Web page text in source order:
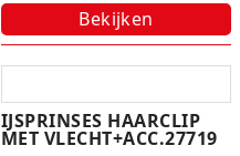
Bekijken
IJSPRINSES HAARCLIP
MET VLECHT+ACC.27719